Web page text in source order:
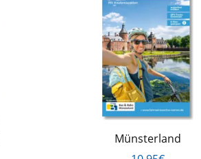
Münsterland